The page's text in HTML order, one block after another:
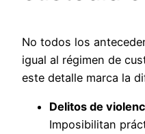
No todos los
igual al régimen de
este detalle marca la
Delitos de
Imposibilitan